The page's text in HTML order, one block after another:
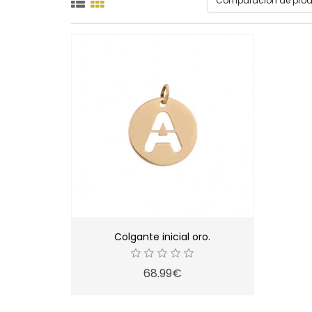
Colgante inicial oro.
68.99€